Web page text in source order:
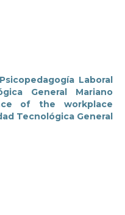
Laboral
General Mariano
of the workplace
Tecnológica General